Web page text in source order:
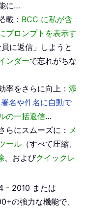
に…
載： BCC に私が含
プロンプトを表示す
に返信」しようと
ンダーで忘れがちな
率をさらに向上： 添
署名や件名に自動で
の一括返信…
らにスムーズに： メ
ール （すべて圧縮、
、およびクイックレ
- 2010 または
の強力な機能で、